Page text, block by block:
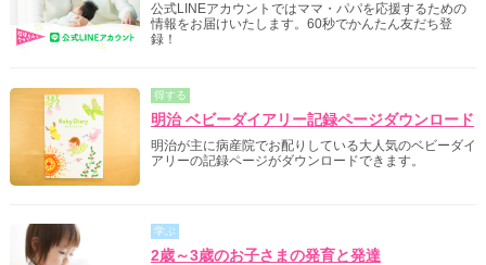
公式LINEアカウントではママ・パパを応援するための
情報をお届けいたします。60秒でかんたん友だち登
録！
得する
明治 ベビーダイアリー記録ページダウンロード
明治が主に病産院でお配りしている大人気のベビーダイ
アリーの記録ページがダウンロードできます。
学ぶ
2歳～3歳のお子さまの発育と発達